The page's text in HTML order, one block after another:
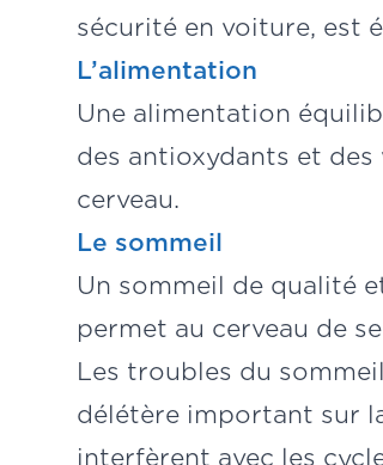
sécurité en voiture, est
L’alimentation
Une alimentation
des antioxydants et
cerveau.
Le sommeil
Un sommeil de qualité
permet au cerveau de
Les troubles du
délétère important sur
interfèrent avec les